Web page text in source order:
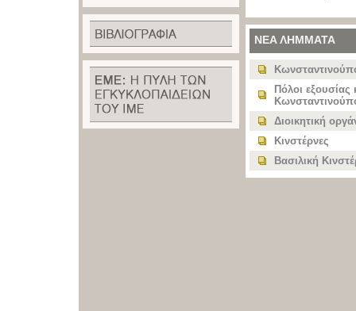
ΝΕΑ ΛΗΜΜΑΤΑ
Πόλοι εξουσίας
Διοικητική
Κινστέρνες
Βασιλική